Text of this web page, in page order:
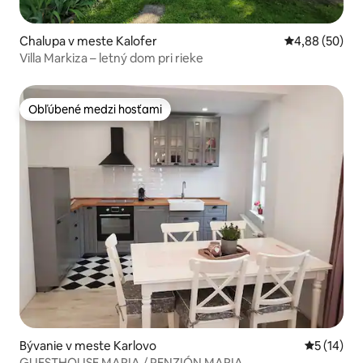
Chalupa v meste Kalofer Priemerné
4,88 (50)
Villa Markiza – letný dom pri rieke
Obľúbené medzi hosťami
Obľúbené medzi hosťami
Bývanie v meste Karlovo
5 (14)